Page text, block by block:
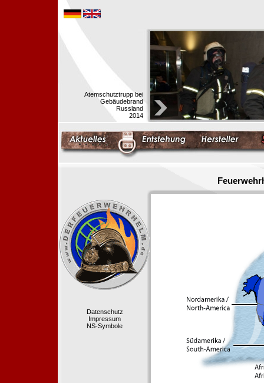
Atemschutztrupp bei
Gebäudebrand
Russland
2014
Datenschutz
Impressum
NS-Symbole